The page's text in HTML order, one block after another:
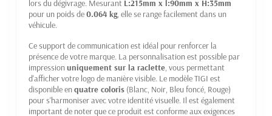
lors du dégivrage. Mesurant L:215mm x l:90mm x H:35mm
pour un poids de0.064 kg, elle se range facilement dans un
véhicule.
Ce support de communication est idéal pour renforcer la
présence de votre marque. La personnalisation est possible par
impressionuniquement sur la raclette, vous permettant
d'afficher votre logo de manière visible. Le modèle TIGI est
disponible enquatre coloris (Blanc, Noir, Bleu foncé, Rouge)
pour s'harmoniser avec votre identité visuelle. Il est également
important de noter que ce produit est conforme aux exigences